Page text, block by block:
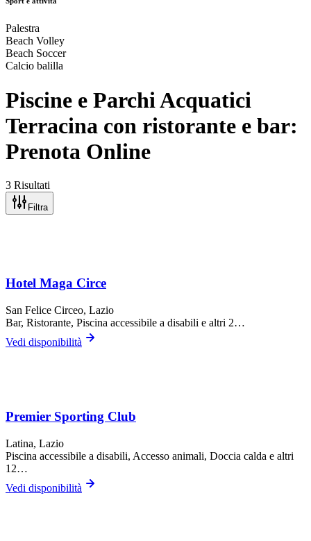
Palestra
Beach Volley
Beach Soccer
Calcio balilla
Piscine e Parchi Acquatici
Terracina con ristorante e bar:
Prenota Online
3 Risultati
Filtra
Hotel Maga Circe
San Felice Circeo, Lazio
Bar, Ristorante, Piscina accessibile a disabili e altri 2…
Vedi disponibilità
Premier Sporting Club
Latina, Lazio
Piscina accessibile a disabili, Accesso animali, Doccia calda e altri
12…
Vedi disponibilità